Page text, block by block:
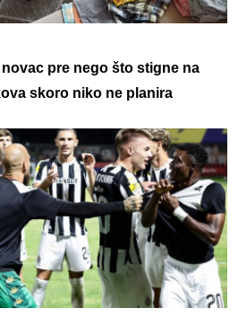
pre nego što stigne na
skoro niko ne planira